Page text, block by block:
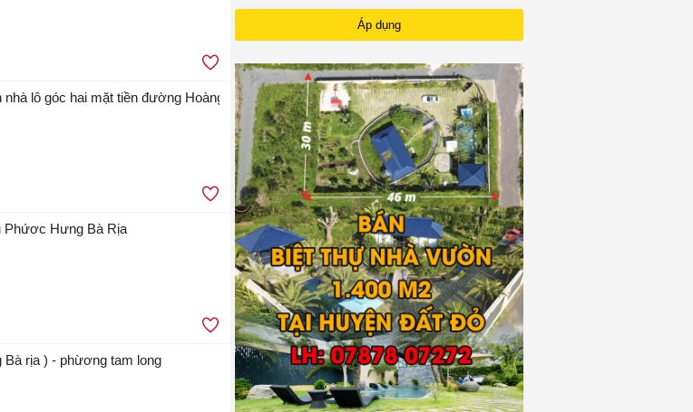
????????????????Chính chủ gửi bán nhà lô góc hai mặt tiền đường Hoàng hoa th
Phứơc Hưng Bà Rịa
Bà rịa ) - phừơng tam long
Áp dụng